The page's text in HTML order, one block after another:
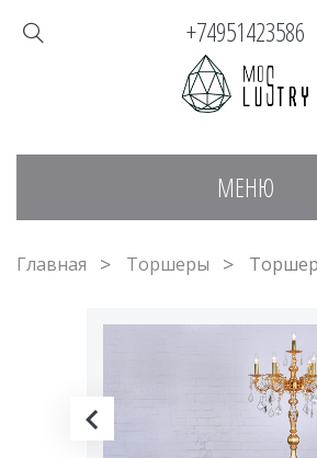
МЕНЮ
+74951423586
Главная Торшеры